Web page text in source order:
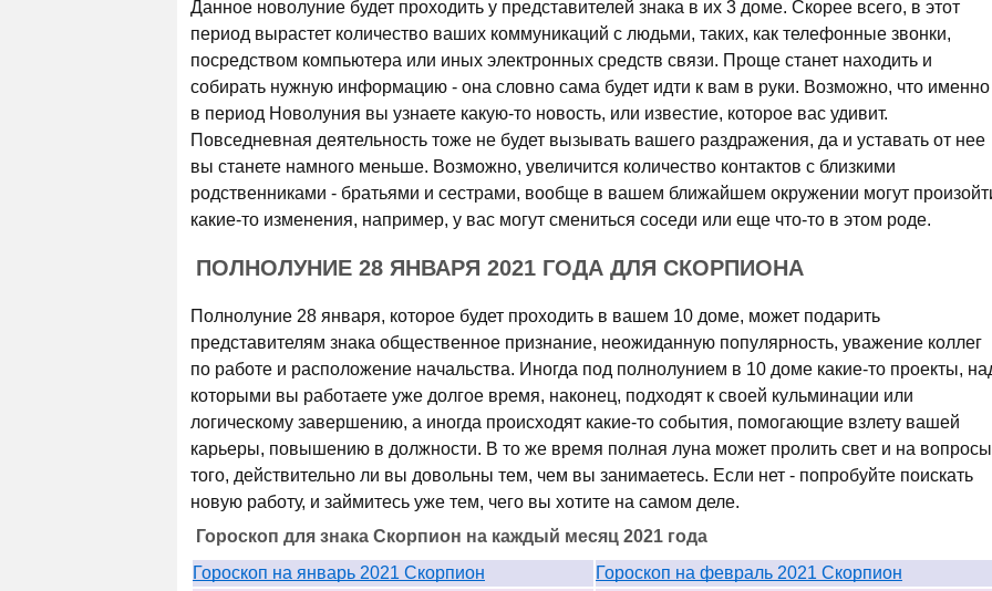
Данное новолуние будет проходить у представителей знака в их 3 доме. Скорее всего, в этот
период вырастет количество ваших коммуникаций с людьми, таких, как телефонные звонки,
посредством компьютера или иных электронных средств связи. Проще станет находить и
собирать нужную информацию - она словно сама будет идти к вам в руки. Возможно, что именно
в период Новолуния вы узнаете какую-то новость, или известие, которое вас удивит.
Повседневная деятельность тоже не будет вызывать вашего раздражения, да и уставать от нее
вы станете намного меньше. Возможно, увеличится количество контактов с близкими
родственниками - братьями и сестрами, вообще в вашем ближайшем окружении могут
какие-то изменения, например, у вас могут смениться соседи или еще что-то в этом роде.
ПОЛНОЛУНИЕ 28 ЯНВАРЯ 2021 ГОДА ДЛЯ СКОРПИОНА
Полнолуние 28 января, которое будет проходить в вашем 10 доме, может подарить
представителям знака общественное признание, неожиданную популярность, уважение коллег
по работе и расположение начальства. Иногда под полнолунием в 10 доме какие-то проекты,
которыми вы работаете уже долгое время, наконец, подходят к своей кульминации или
логическому завершению, а иногда происходят какие-то события, помогающие взлету вашей
карьеры, повышению в должности. В то же время полная луна может пролить свет и на вопросы
того, действительно ли вы довольны тем, чем вы занимаетесь. Если нет - попробуйте поискать
новую работу, и займитесь уже тем, чего вы хотите на самом деле.
Гороскоп для знака Скорпион на каждый месяц 2021 года
Гороскоп на январь 2021 Скорпион
Гороскоп на февраль 2021 Скорпион